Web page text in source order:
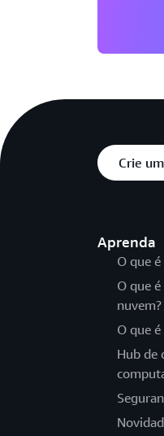
Crie
Aprenda
O que é
O que
nuvem?
O que
Hub de